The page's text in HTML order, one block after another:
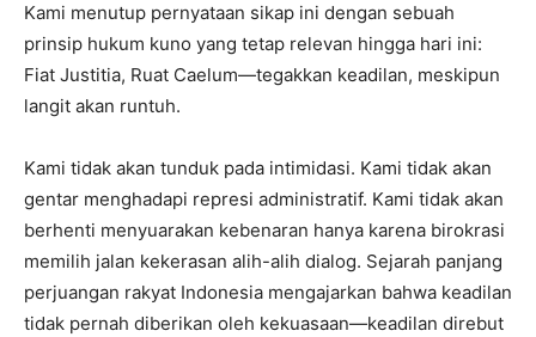
Kami menutup pernyataan sikap ini dengan sebuah
prinsip hukum kuno yang tetap relevan hingga hari ini:
Fiat Justitia, Ruat Caelum—tegakkan keadilan, meskipun
langit akan runtuh.
Kami tidak akan tunduk pada intimidasi. Kami tidak akan
gentar menghadapi represi administratif. Kami tidak akan
berhenti menyuarakan kebenaran hanya karena birokrasi
memilih jalan kekerasan alih-alih dialog. Sejarah panjang
perjuangan rakyat Indonesia mengajarkan bahwa keadilan
tidak pernah diberikan oleh kekuasaan—keadilan direbut